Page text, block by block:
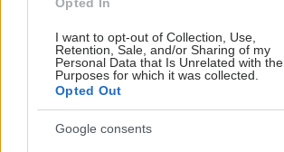
I want to opt-out of Collection, Use,
Retention, Sale, and/or Sharing of my
Personal Data that Is Unrelated with the
Purposes for which it was collected.
Opted Out
Google consents
ΜΠΕΙΤΕ ΣΤΗ ΣΥΖΗΤΗΣΗ
Loading...